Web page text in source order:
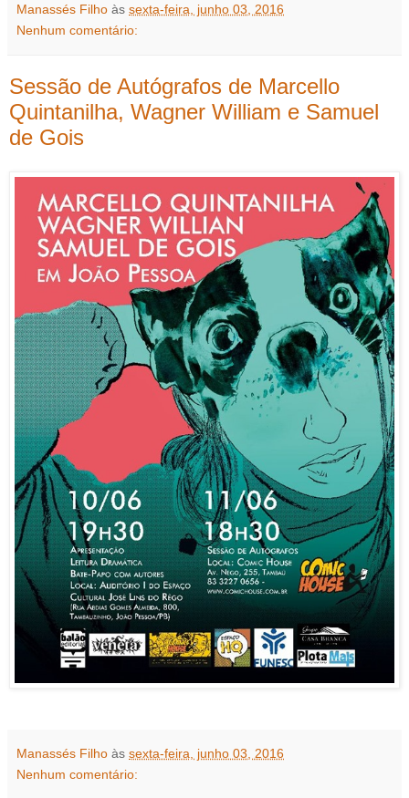
Manassés Filho às sexta-feira, junho 03, 2016
Nenhum comentário:
Sessão de Autógrafos de Marcello
Quintanilha, Wagner William e Samuel
de Gois
Manassés Filho às sexta-feira, junho 03, 2016
Nenhum comentário: